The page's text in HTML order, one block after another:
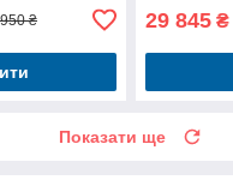
₴ 29 845 ₴
Показати ще